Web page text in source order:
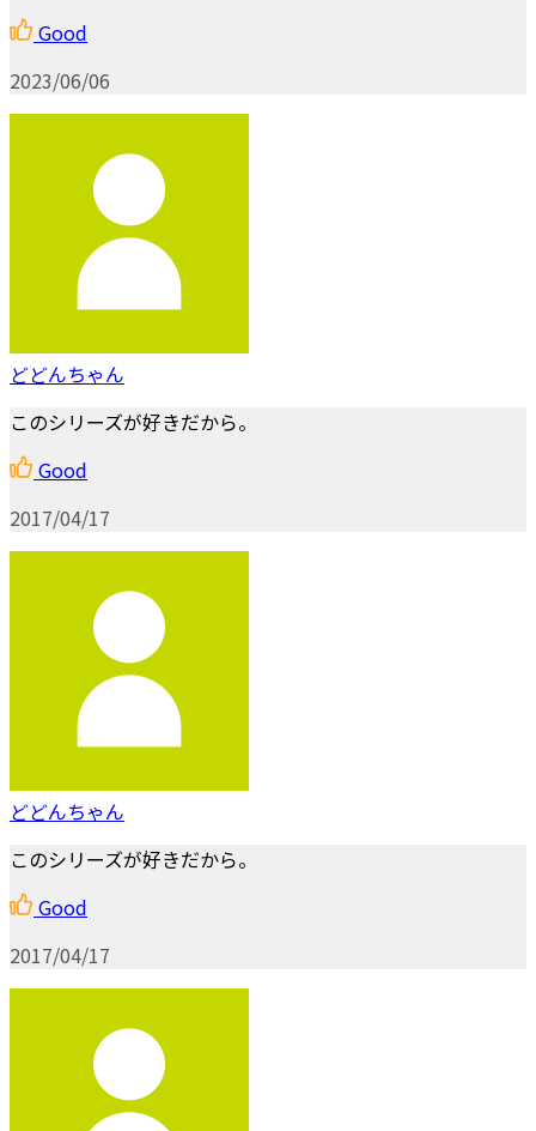
Good
2023/06/06
どどんちゃん
このシリーズが好きだから。
Good
2017/04/17
どどんちゃん
このシリーズが好きだから。
Good
2017/04/17